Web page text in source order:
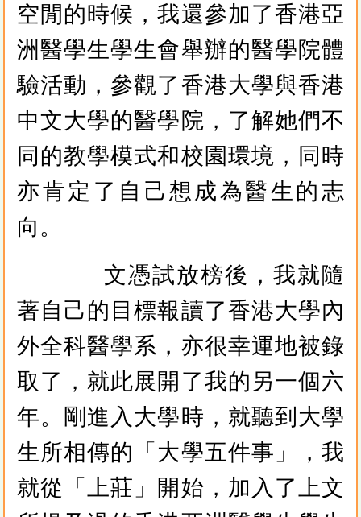
空閒的時候，我還參加了香港亞
洲醫學生學生會舉辦的醫學院體
驗活動，參觀了香港大學與香港
中文大學的醫學院，了解她們不
同的教學模式和校園環境，同時
亦肯定了自己想成為醫生的志
向。
文憑試放榜後，我就隨
著自己的目標報讀了香港大學內
外全科醫學系，亦很幸運地被錄
取了，就此展開了我的另一個六
年。剛進入大學時，就聽到大學
生所相傳的「大學五件事」，我
就從「上莊」開始，加入了上文